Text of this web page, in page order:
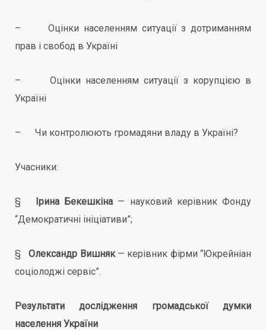
– Оцінки населенням ситуації з дотриманням
прав і свобод в Україні
– Оцінки населенням ситуації з корупцією в
Україні
– Чи контролюють громадяни владу в Україні?
Учасники:
§ Ірина Бекешкіна — науковий керівник Фонду
“Демократичні ініціативи”;
§Олександр Вишняк— керівник фірми “Юкрейніан
соціолоджі сервіс”.
Результати дослідження громадської думки
населення України